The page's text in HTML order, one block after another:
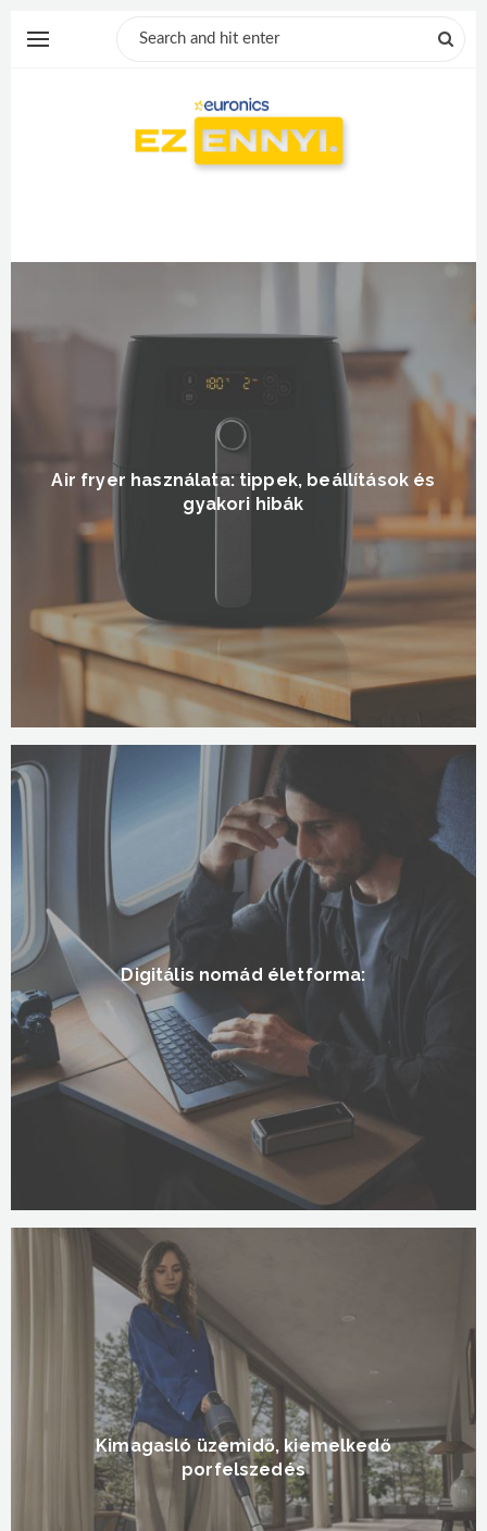
Air fryer használata: tippek, beállítások és
gyakori hibák
Digitális nomád életforma:
Kimagasló üzemidő, kiemelkedő
porfelszedés